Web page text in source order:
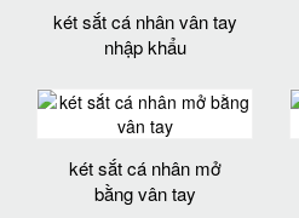
két sắt cá nhân vân tay
nhập khẩu
két sắt cá nhân mở
bằng vân tay